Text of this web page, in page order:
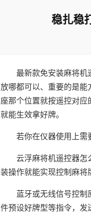
稳扎稳
最新款免安装麻将机
放哪都可以、重要的是能
座那个位置就按遥控对
就能生效拿好牌。
若你在仪器使用上需
云浮麻将机遥控器
装操作就能实现控制麻将
蓝牙或无线信号控
件预设好牌型等指令，